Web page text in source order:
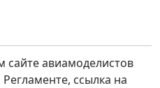
авиамоделистов
ссылка на